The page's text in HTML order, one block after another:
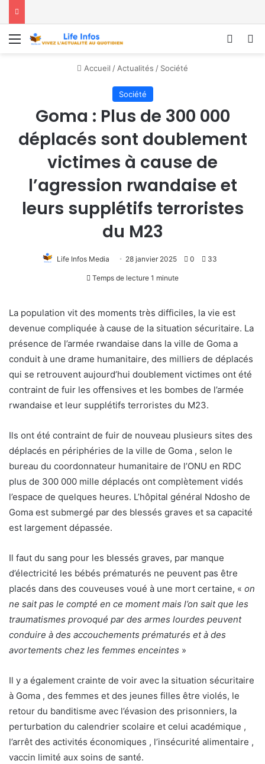
Menu
Accueil / Actualités / Société
Société
Goma : Plus de 300 000
déplacés sont doublement
victimes à cause de
l’agression rwandaise et
leurs supplétifs terroristes
du M23
Life Infos Media 28 janvier 2025 0 33
Temps de lecture 1 minute
La population vit des moments très difficiles, la vie est
devenue compliquée à cause de la situation sécuritaire. La
présence de l’armée rwandaise dans la ville de Goma a
conduit à une drame humanitaire, des milliers de déplacés
qui se retrouvent aujourd’hui doublement victimes ont été
contraint de fuir les offensives et les bombes de l’armée
rwandaise et leur supplétifs terroristes du M23.
Ils ont été contraint de fuir de nouveau plusieurs sites des
déplacés en périphéries de la ville de Goma , selon le
bureau du coordonnateur humanitaire de l’ONU en RDC
plus de 300 000 mille déplacés ont complètement vidés
l’espace de quelques heures. L’hôpital général Ndosho de
Goma est submergé par des blessés graves et sa capacité
est largement dépassée.
Il faut du sang pour les blessés graves, par manque
d’électricité les bébés prématurés ne peuvent pas être
placés dans des couveuses voué à une mort certaine, « on
ne sait pas le compté en ce moment mais l’on sait que les
traumatismes provoqué par des armes lourdes peuvent
conduire à des accouchements prématurés et à des
avortements chez les femmes enceintes »
Il y a également crainte de voir avec la situation sécuritaire
à Goma , des femmes et des jeunes filles être violés, le
retour du banditisme avec l’évasion des prisonniers, la
perturbation du calendrier scolaire et celui académique ,
l’arrêt des activités économiques , l’insécurité alimentaire ,
vaccin limité aux soins de santé.